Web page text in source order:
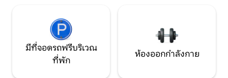
มีที่จอดรถฟรีบริเวณ
ที่พัก
ห้องออกกำลังกาย